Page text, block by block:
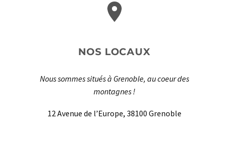
NOS LOCAUX
Nous sommes situés à Grenoble, au coeur des
montagnes !
12 Avenue de l’Europe, 38100 Grenoble